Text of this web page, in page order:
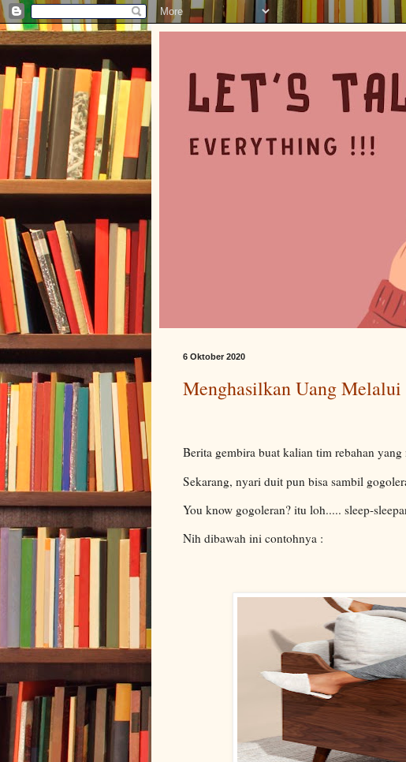
6 Oktober 2020
Menghasilkan Uang
Berita gembira buat kalian tim rebahan
Sekarang, nyari duit pun bisa sambil
You know gogoleran? itu loh..... sleep-
Nih dibawah ini contohnya :